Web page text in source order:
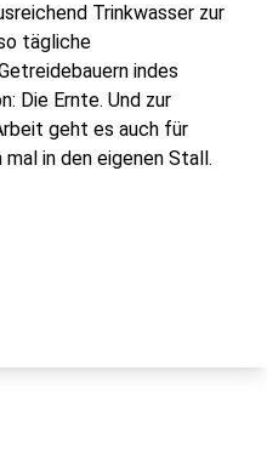
Trinkwasser zur
tägliche
indes
Die Ernte. Und zur
geht es auch für
in den eigenen Stall.